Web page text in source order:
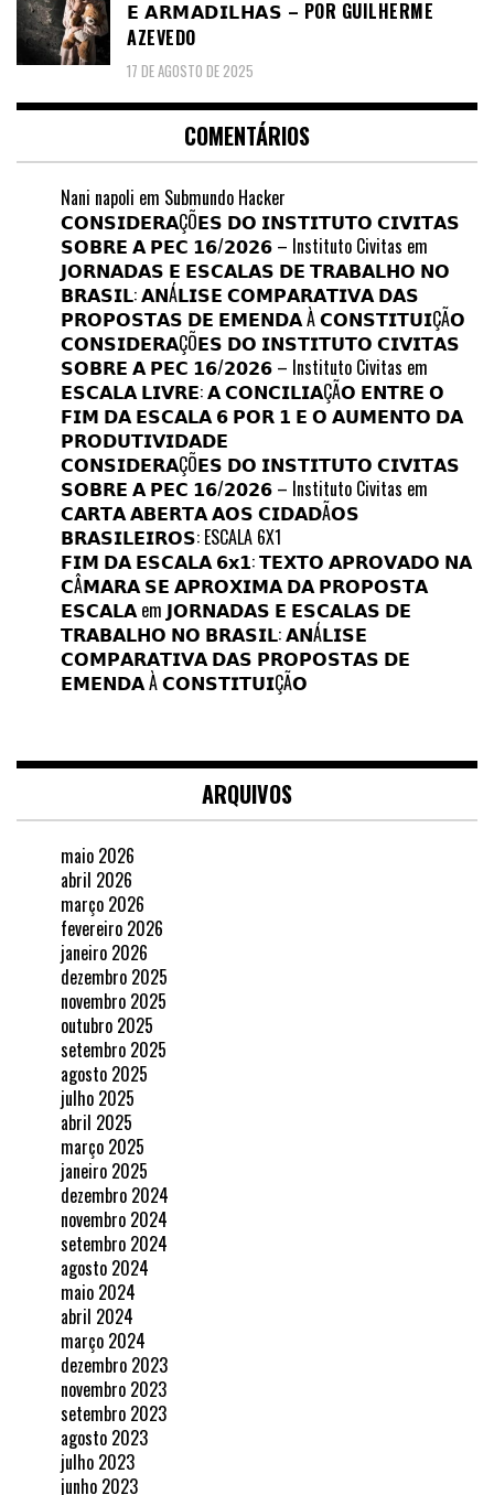
𝗘 𝗔𝗥𝗠𝗔𝗗𝗜𝗟𝗛𝗔𝗦 – POR GUILHERME
AZEVEDO
17 DE AGOSTO DE 2025
COMENTÁRIOS
Nani napoli em Submundo Hacker
𝗖𝗢𝗡𝗦𝗜𝗗𝗘𝗥𝗔ÇÕ𝗘𝗦 𝗗𝗢 𝗜𝗡𝗦𝗧𝗜𝗧𝗨𝗧𝗢 𝗖𝗜𝗩𝗜𝗧𝗔𝗦
𝗦𝗢𝗕𝗥𝗘 𝗔 𝗣𝗘𝗖 𝟭𝟲/𝟮𝟬𝟮𝟲 – Instituto Civitas em
𝗝𝗢𝗥𝗡𝗔𝗗𝗔𝗦 𝗘 𝗘𝗦𝗖𝗔𝗟𝗔𝗦 𝗗𝗘 𝗧𝗥𝗔𝗕𝗔𝗟𝗛𝗢 𝗡𝗢
𝗕𝗥𝗔𝗦𝗜𝗟: 𝗔𝗡Á𝗟𝗜𝗦𝗘 𝗖𝗢𝗠𝗣𝗔𝗥𝗔𝗧𝗜𝗩𝗔 𝗗𝗔𝗦
𝗣𝗥𝗢𝗣𝗢𝗦𝗧𝗔𝗦 𝗗𝗘 𝗘𝗠𝗘𝗡𝗗𝗔 À 𝗖𝗢𝗡𝗦𝗧𝗜𝗧𝗨𝗜ÇÃ𝗢
𝗖𝗢𝗡𝗦𝗜𝗗𝗘𝗥𝗔ÇÕ𝗘𝗦 𝗗𝗢 𝗜𝗡𝗦𝗧𝗜𝗧𝗨𝗧𝗢 𝗖𝗜𝗩𝗜𝗧𝗔𝗦
𝗦𝗢𝗕𝗥𝗘 𝗔 𝗣𝗘𝗖 𝟭𝟲/𝟮𝟬𝟮𝟲 – Instituto Civitas em
𝗘𝗦𝗖𝗔𝗟𝗔 𝗟𝗜𝗩𝗥𝗘: 𝗔 𝗖𝗢𝗡𝗖𝗜𝗟𝗜𝗔ÇÃ𝗢 𝗘𝗡𝗧𝗥𝗘 𝗢
𝗙𝗜𝗠 𝗗𝗔 𝗘𝗦𝗖𝗔𝗟𝗔 𝟲 𝗣𝗢𝗥 𝟭 𝗘 𝗢 𝗔𝗨𝗠𝗘𝗡𝗧𝗢 𝗗𝗔
𝗣𝗥𝗢𝗗𝗨𝗧𝗜𝗩𝗜𝗗𝗔𝗗𝗘
𝗖𝗢𝗡𝗦𝗜𝗗𝗘𝗥𝗔ÇÕ𝗘𝗦 𝗗𝗢 𝗜𝗡𝗦𝗧𝗜𝗧𝗨𝗧𝗢 𝗖𝗜𝗩𝗜𝗧𝗔𝗦
𝗦𝗢𝗕𝗥𝗘 𝗔 𝗣𝗘𝗖 𝟭𝟲/𝟮𝟬𝟮𝟲 – Instituto Civitas em
𝗖𝗔𝗥𝗧𝗔 𝗔𝗕𝗘𝗥𝗧𝗔 𝗔𝗢𝗦 𝗖𝗜𝗗𝗔𝗗Ã𝗢𝗦
𝗕𝗥𝗔𝗦𝗜𝗟𝗘𝗜𝗥𝗢𝗦: ESCALA 6X1
𝗙𝗜𝗠 𝗗𝗔 𝗘𝗦𝗖𝗔𝗟𝗔 𝟲𝘅𝟭: 𝗧𝗘𝗫𝗧𝗢 𝗔𝗣𝗥𝗢𝗩𝗔𝗗𝗢 𝗡𝗔
𝗖Â𝗠𝗔𝗥𝗔 𝗦𝗘 𝗔𝗣𝗥𝗢𝗫𝗜𝗠𝗔 𝗗𝗔 𝗣𝗥𝗢𝗣𝗢𝗦𝗧𝗔
𝗘𝗦𝗖𝗔𝗟𝗔em 𝗝𝗢𝗥𝗡𝗔𝗗𝗔𝗦 𝗘 𝗘𝗦𝗖𝗔𝗟𝗔𝗦 𝗗𝗘
𝗧𝗥𝗔𝗕𝗔𝗟𝗛𝗢 𝗡𝗢 𝗕𝗥𝗔𝗦𝗜𝗟: 𝗔𝗡Á𝗟𝗜𝗦𝗘
𝗖𝗢𝗠𝗣𝗔𝗥𝗔𝗧𝗜𝗩𝗔 𝗗𝗔𝗦 𝗣𝗥𝗢𝗣𝗢𝗦𝗧𝗔𝗦 𝗗𝗘
𝗘𝗠𝗘𝗡𝗗𝗔 À 𝗖𝗢𝗡𝗦𝗧𝗜𝗧𝗨𝗜ÇÃ𝗢
ARQUIVOS
maio 2026
abril 2026
março 2026
fevereiro 2026
janeiro 2026
dezembro 2025
novembro 2025
outubro 2025
setembro 2025
agosto 2025
julho 2025
abril 2025
março 2025
janeiro 2025
dezembro 2024
novembro 2024
setembro 2024
agosto 2024
maio 2024
abril 2024
março 2024
dezembro 2023
novembro 2023
setembro 2023
agosto 2023
julho 2023
junho 2023